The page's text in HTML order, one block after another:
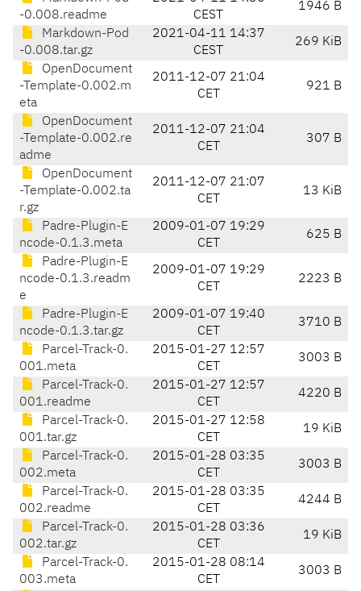
-0.008.readme
CEST
1946 B
Markdown-Pod
-0.008.tar.gz
2021-04-11 14:37
CEST
269 KiB
OpenDocument
-Template-0.002.m
eta
2011-12-07 21:04
CET
921 B
OpenDocument
-Template-0.002.re
adme
2011-12-07 21:04
CET
307 B
OpenDocument
-Template-0.002.ta
r.gz
2011-12-07 21:07
CET
13 KiB
Padre-Plugin-E
ncode-0.1.3.meta
2009-01-07 19:29
CET
625 B
Padre-Plugin-E
ncode-0.1.3.readm
e
2009-01-07 19:29
CET
2223 B
Padre-Plugin-E
ncode-0.1.3.tar.gz
2009-01-07 19:40
CET
3710 B
Parcel-Track-0.
001.meta
2015-01-27 12:57
CET
3003 B
Parcel-Track-0.
001.readme
2015-01-27 12:57
CET
4220 B
Parcel-Track-0.
001.tar.gz
2015-01-27 12:58
CET
19 KiB
Parcel-Track-0.
002.meta
2015-01-28 03:35
CET
3003 B
Parcel-Track-0.
002.readme
2015-01-28 03:35
CET
4244 B
Parcel-Track-0.
002.tar.gz
2015-01-28 03:36
CET
19 KiB
Parcel-Track-0.
003.meta
2015-01-28 08:14
CET
3003 B